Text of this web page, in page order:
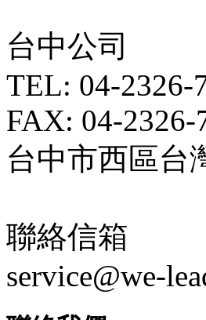
台中公司
TEL: 04-2326-
FAX: 04-2326-
台中市西區台
聯絡信箱
service@we-